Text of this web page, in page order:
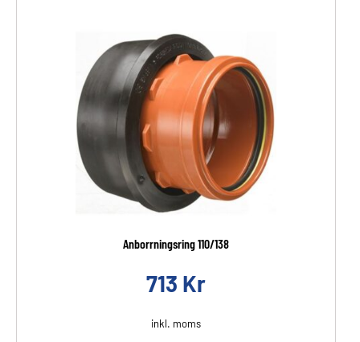
Anborrningsring 110/138
713 Kr
inkl. moms